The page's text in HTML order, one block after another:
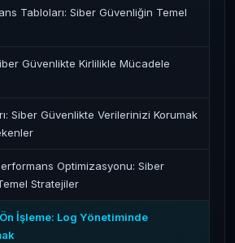
Tabloları: Siber Güvenliğin Temel
Güvenlikte Kirlilikle Mücadele
Siber Güvenlikte Verilerinizi Korumak
Optimizasyonu: Siber
Stratejiler
İşleme: Log Yönetiminde